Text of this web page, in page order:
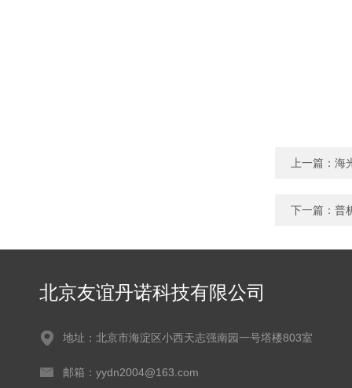
上一篇： 海
下一篇： 普
北京友谊丹诺科技有限公司
地址：北京市海淀区小西天志强南园一号塔楼803室
邮箱：yydn2004@163.com